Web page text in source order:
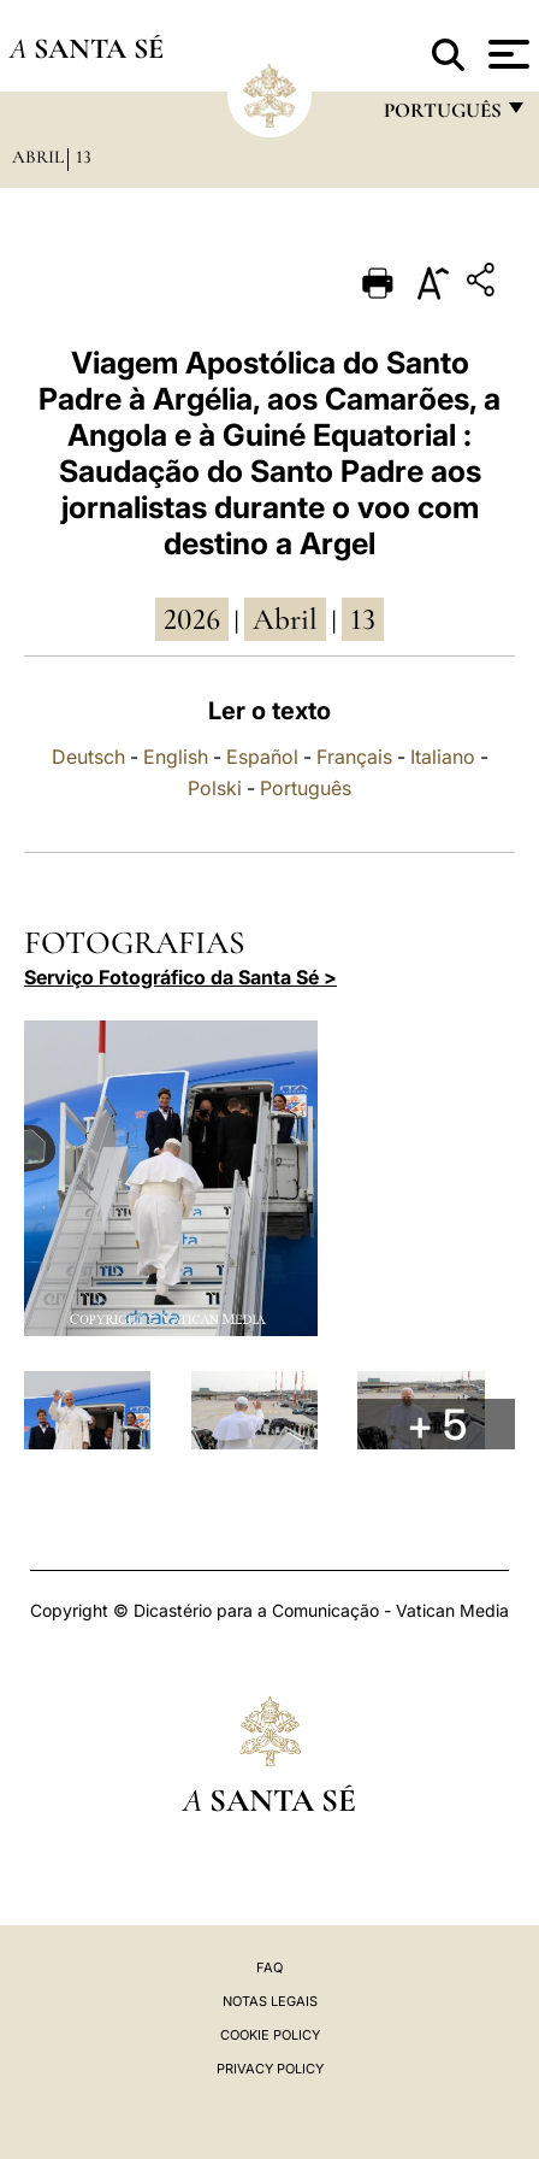
A SANTA SÉ
PORTUGUÊS
PORTUGUÊS
ESPAÑOL
DEUTSCH
POLSKI
العربيّة
ABRIL 13
Viagem Apostólica do Santo
Padre à Argélia, aos Camarões, a
Angola e à Guiné Equatorial :
Saudação do Santo Padre aos
jornalistas durante o voo com
destino a Argel
2026 Abril 13
Ler o texto
Deutsch- English- Español - Français- Italiano -
Polski - Português
FOTOGRAFIAS
Serviço Fotográfico da Santa Sé >
+ 5
Copyright © Dicastério para a Comunicação - Vatican Media
A SANTA SÉ
FAQ
NOTAS LEGAIS
COOKIE POLICY
PRIVACY POLICY